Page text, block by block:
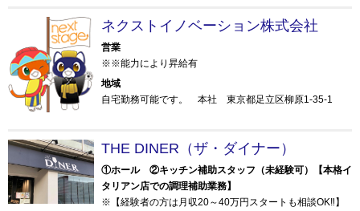
ネクストイノベーション株式会社
営業
※※能力により昇給有
地域
自宅勤務可能です。 本社 東京都足立区柳原1-35-1
THE DINER（ザ・ダイナー）
①ホール ②キッチン補助スタッフ（未経験可）【本格イ
タリアン店での調理補助業務】
※【経験者の方は月収20～40万円スタートも相談OK‼】